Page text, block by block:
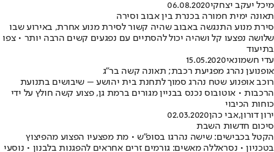
מיכל יעקב יצחקי06.08.2020
תאונה ימית חמורה בכנרת בין אבוב וסירה
סירת מנוע התנגשה באבוב שהיה קשור לסירת מנוע אחרת, באירוע שבו
שלושה נפצעו קל ושהיה יכול להסתיים עם נפגעים קשים הרבה יותר • צפו
בתיעוד
עדי חשמונאי15.05.2020
אופנוען נהרג מפגיעת רכבת; תאונה קשה בר"ג
רוכב אופנוע שטח נהרג סמוך לתחנת בית יהושע – שיבושים בתנועת
הרכבות • אוטובוס נכנס בבניין מגורים ברמת גן, פצוע קשה חולץ על ידי
כוחות הכיבוי
ירון דורון,אבי כהן02.03.2020
סיכום חדשות השבת
הקטל בכבישים: שישה נהרגו בסופ"ש • מת מפצעיו הפצוע מהפיצוץ
בטכניון • נסראללה מאשים: גורמים זרים אחראים להפגנות בלבנון • נוסעי